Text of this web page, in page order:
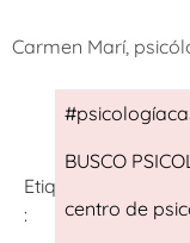
Carmen Marí,
Etiquetas
:
BUSCO
centro de